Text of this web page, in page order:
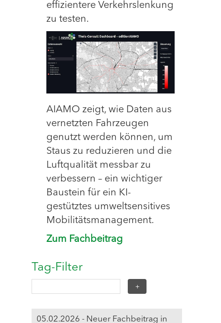
effizientere Verkehrslenkung
zu testen.
AIAMO zeigt, wie Daten aus
vernetzten Fahrzeugen
genutzt werden können, um
Staus zu reduzieren und die
Luftqualität messbar zu
verbessern – ein wichtiger
Baustein für ein KI-
gestütztes umweltsensitives
Mobilitätsmanagement.
Zum Fachbeitrag
Tag-Filter
05.02.2026 - Neuer Fachbeitrag in